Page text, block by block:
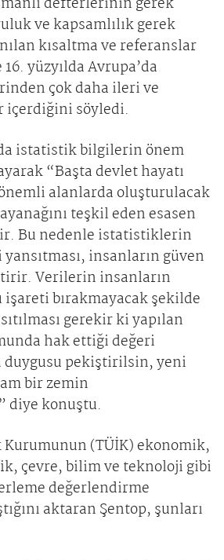
ve kapsamlılık gerek
kısaltma ve referanslar
16. yüzyılda Avrupa’da
çok daha ileri ve
içerdiğini söyledi.
istatistik bilgilerin önem
“Başta devlet hayatı
alanlarda oluşturulacak
teşkil eden esasen
Bu nedenle istatistiklerin
insanların güven
Verilerin insanların
bırakmayacak şekilde
gerekir ki yapılan
hak ettiği değeri
pekiştirilsin, yeni
bir zemin
diye konuştu.
(TÜİK) ekonomik,
çevre, bilim ve teknoloji gibi
değerlendirme
aktaran Şentop, şunları